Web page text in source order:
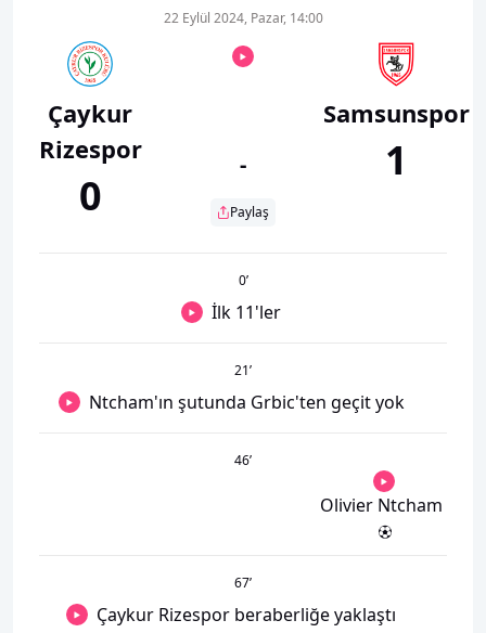
Çaykur
Rizespor
0
22 Eylül 2024, Pazar, 14:00
-
Paylaş
Samsunspor
1
0’
İlk 11'ler
21’
Ntcham'ın şutunda Grbic'ten geçit yok
46’
Olivier Ntcham
67’
Çaykur Rizespor beraberliğe yaklaştı